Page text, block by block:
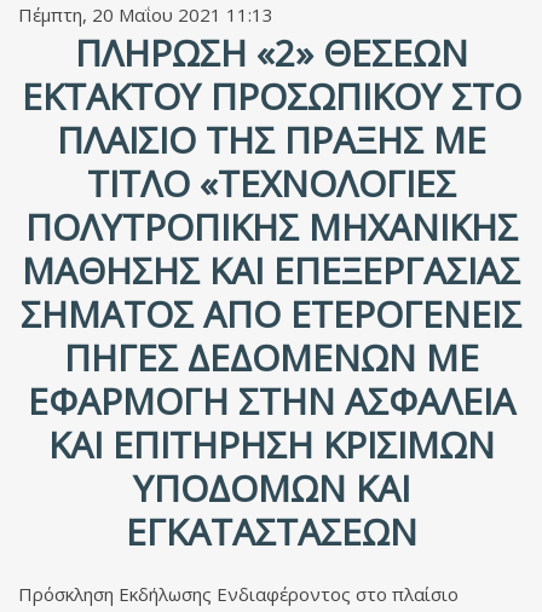
Πέμπτη, 20 Μαΐου 2021 11:13
ΠΛΉΡΩΣΗ «2» ΘΈΣΕΩΝ
ΈΚΤΑΚΤΟΥ ΠΡΟΣΩΠΙΚΟΎ ΣΤΟ
ΠΛΑΊΣΙΟ ΤΗΣ ΠΡΆΞΗΣ ΜΕ
ΤΊΤΛΟ «ΤΕΧΝΟΛΟΓΊΕΣ
ΠΟΛΥΤΡΟΠΙΚΉΣ ΜΗΧΑΝΙΚΉΣ
ΜΆΘΗΣΗΣ ΚΑΙ ΕΠΕΞΕΡΓΑΣΊΑΣ
ΣΉΜΑΤΟΣ ΑΠΌ ΕΤΕΡΟΓΕΝΕΊΣ
ΠΗΓΈΣ ΔΕΔΟΜΈΝΩΝ ΜΕ
ΕΦΑΡΜΟΓΉ ΣΤΗΝ ΑΣΦΆΛΕΙΑ
ΚΑΙ ΕΠΙΤΉΡΗΣΗ ΚΡΊΣΙΜΩΝ
ΥΠΟΔΟΜΏΝ ΚΑΙ
ΕΓΚΑΤΑΣΤΆΣΕΩΝ
Πρόσκληση Εκδήλωσης Ενδιαφέροντος στο πλαίσιο